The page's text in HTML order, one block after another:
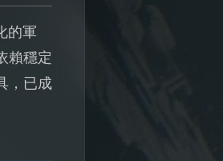
的軍
賴穩定
，已成